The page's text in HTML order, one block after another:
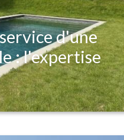
d'une
: l'expertise
sur une piscine en
complète,
de sécurité